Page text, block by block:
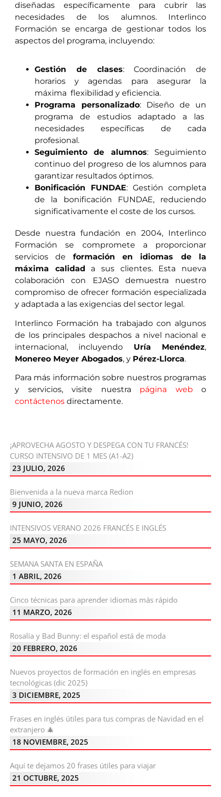
diseñadas específicamente para cubrir las
necesidades de los alumnos. Interlinco
Formación se encarga de gestionar todos los
aspectos del programa, incluyendo:
Gestión de clases: Coordinación de
horarios y agendas para asegurar la
máxima flexibilidad y eficiencia.
Programa personalizado: Diseño de un
programa de estudios adaptado a las
necesidades específicas de cada
profesional.
Seguimiento de alumnos: Seguimiento
continuo del progreso de los alumnos para
garantizar resultados óptimos.
Bonificación FUNDAE: Gestión completa
de la bonificación FUNDAE, reduciendo
significativamente el coste de los cursos.
Desde nuestra fundación en 2004, Interlinco
Formación se compromete a proporcionar
servicios de formación en idiomas de la
máxima calidad a sus clientes. Esta nueva
colaboración con EJASO demuestra nuestro
compromiso de ofrecer formación especializada
y adaptada a las exigencias del sector legal.
Interlinco Formación ha trabajado con algunos
de los principales despachos a nivel nacional e
internacional, incluyendo Uría Menéndez,
Monereo Meyer Abogados, y Pérez-Llorca.
Para más información sobre nuestros programas
y servicios, visite nuestra página web o
contáctenos directamente.
¡APROVECHA AGOSTO Y DESPEGA CON TU FRANCÉS!
CURSO INTENSIVO DE 1 MES (A1-A2)
23 JULIO, 2026
Bienvenida a la nueva marca Redion
9 JUNIO, 2026
INTENSIVOS VERANO 2026 FRANCÉS E INGLÉS
25 MAYO, 2026
SEMANA SANTA EN ESPAÑA
1 ABRIL, 2026
Cinco técnicas para aprender idiomas más rápido
11 MARZO, 2026
Rosalía y Bad Bunny: el español está de moda
20 FEBRERO, 2026
Nuevos proyectos de formación en inglés en empresas
tecnológicas (dic 2025)
3 DICIEMBRE, 2025
Frases en inglés útiles para tus compras de Navidad en el
extranjero 🎄
18 NOVIEMBRE, 2025
Aquí te dejamos 20 frases útiles para viajar
21 OCTUBRE, 2025